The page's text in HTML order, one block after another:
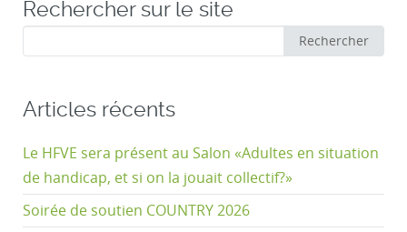
Rechercher sur le site
:
Rechercher
Articles récents
Le HFVE sera présent au Salon «Adultes en situation
de handicap, et si on la jouait collectif?»
Soirée de soutien COUNTRY 2026